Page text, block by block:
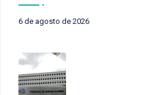
6 de agosto de 2026